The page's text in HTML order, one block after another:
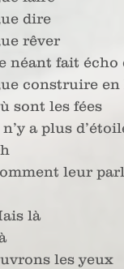
dire
rêver
néant fait écho
construire en
sont les fées
a plus
leur
là
les yeux